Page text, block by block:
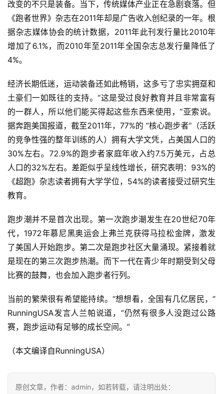
训
练
视
频
用
户
精
选
运
动
集
改变的不只是装备。当下，传统媒体产业正在急剧衰落。但
《跑者世界》杂志在2011年却是广告收入创纪录的一年。根
据杂志媒体协会的统计数据，2011年此刊发行量比2010年
增加了6.1%，而2010年至2011年全国杂志总发行量降低了
4%。
经济长期低迷，运动装备还如此畅销，这多亏了忠实拥趸和
土豪们一如既往的支持。“这是受过良好教育并且非常富有
的一群人，所以他们能买得起这些东西来使用，”亚索说。
据奔跑美国报道，截至2011年，77%的 “核心跑步者”（活跃
的竞争性强的整年训练的人）拥有大学文凭，占美国人口的
30%左右。72.9%的跑步者家庭年收入约7.5万美元，占总
人口的32%左右。差距似乎呈线性增长，研究表明：93%的
《超跑》杂志读者拥有大学学位，54%的读者接受过研究生
教育。
跑步潮并不是首次出现。第一次跑步潮发生在20世纪70年
代，1972年慕尼黑奥运会上弗兰克获得马拉松金牌，激发
了美国人开始跑步。第二次是跑步社区大量涌现。紧接着就
是现在的第三次跑步热潮。而下一代在青少年时期受到父母
比赛的鼓舞，也会加入跑步者行列。
当前的繁荣很有希望能持续。“想想看，全国有几亿居民，”
RunningUSA发言人兰帕说道，“仍然有很多人没跑过公路
赛，跑步运动有足够的成长空间。”
（本文编译自RunningUSA）
原创文章，作者：admin，如若转载，请注明出处：